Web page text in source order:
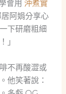
會用 沖煮實
阿娟分享心
下研磨粗細
」
不再酸澀或
他笑著說：